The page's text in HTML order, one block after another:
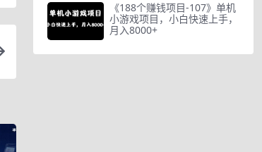
《188个赚钱项目-107》单机
小游戏项目，小白快速上手，
月入8000+